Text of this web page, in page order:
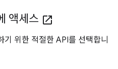
액세스 open_in_new
위한 적절한 API를 선택합니